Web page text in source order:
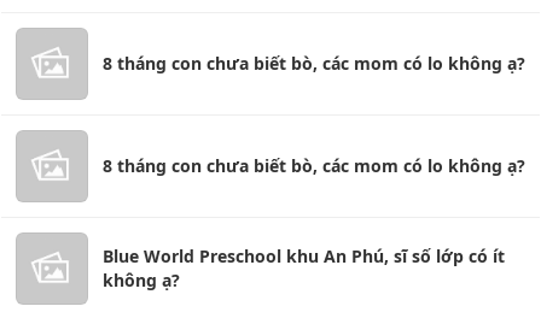
8 tháng con chưa biết bò, các mom có lo không ạ?
8 tháng con chưa biết bò, các mom có lo không ạ?
Blue World Preschool khu An Phú, sĩ số lớp có ít
không ạ?